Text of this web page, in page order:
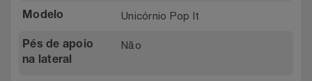
Modelo Unicórnio Pop It
Pés de apoio
na lateral
Não